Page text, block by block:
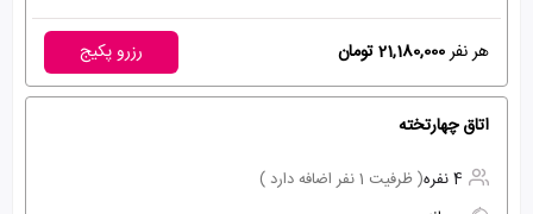
هر نفر21,180,000 تومان رزرو پکیج
اتاق چهارتخته
4 نفره
( ظرفیت 1 نفر اضافه دارد )